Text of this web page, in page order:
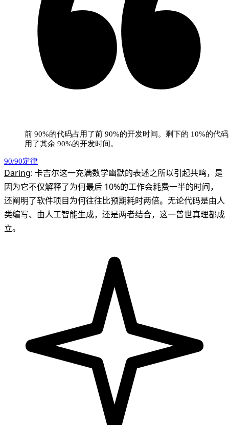
前 90%的代码占用了前 90%的开发时间。剩下的 10%的代
用了其余 90%的开发时间。
90/90定律
Daring: 卡吉尔这一充满数学幽默的表述之所以引起共鸣，是
因为它不仅解释了为何最后 10%的工作会耗费一半的时间，
还阐明了软件项目为何往往比预期耗时两倍。无论代码是由人
类编写、由人工智能生成，还是两者结合，这一普世真理都成
立。